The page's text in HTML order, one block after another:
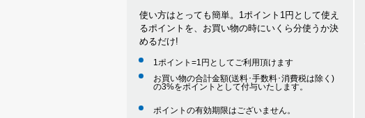
使い方はとっても簡単。1ポイント1円として使え
るポイントを、お買い物の時にいくら分使うか決
めるだけ!
1ポイント=1円としてご利用頂けます
お買い物の合計金額(送料･手数料･消費税は除く)
の3%をポイントとして付与いたします。
ポイントの有効期限はございません。